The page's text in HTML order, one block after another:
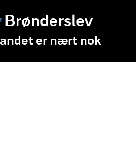
Brønderslev
er nært nok